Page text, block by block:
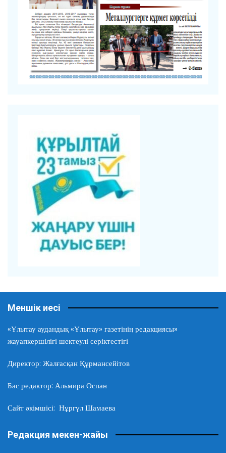
Меншік иесі
«Ұлытау аудандық «Ұлытау» газетінің редакциясы»
жауапкершілігі шектеулі серіктестігі
Директор: Жалғасқан Құрмансейітов
Бас редактор: Альмира Оспан
Сайт әкімшісі: Нұргүл Шамаева
Редакция мекен-жайы